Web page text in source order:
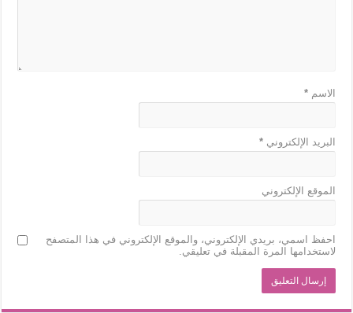
الاسم*
البريد الإلكتروني*
الموقع الإلكتروني
احفظ اسمي، بريدي الإلكتروني، والموقع الإلكتروني في هذا المتصفح
لاستخدامها المرة المقبلة في تعليقي.